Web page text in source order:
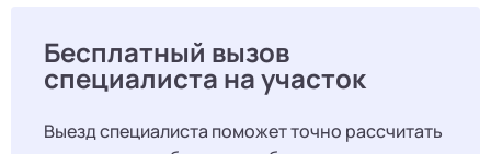
Бесплатный вызов
специалиста на участок
Выезд специалиста поможет точно рассчитать